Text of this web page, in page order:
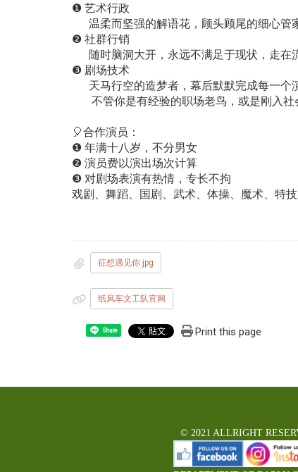
❶ 艺术行政
温柔而坚强的解语花，顾头顾尾的细心管
❷ 社群行销
随时脑洞大开，永远不满足于现状，走在
❸ 剧场技术
天马行空的造梦者，幕后默默完成每一个
不管你是有经验的职场老鸟，或是刚入社
🎈合作演员：
❶ 年满十八岁，不分男女
❷ 演员费以演出场次计算
❸ 对剧场表演有热情，专长不拘
戏剧、舞蹈、国剧、武术、体操、魔术、特
征想遇见你.jpg
纸风车文工队官网
Share Print this page
© 2021 ALLRIGHT